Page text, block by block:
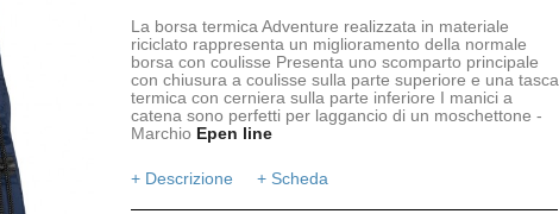
La borsa termica Adventure realizzata in materiale
riciclato rappresenta un miglioramento della normale
borsa con coulisse Presenta uno scomparto principale
con chiusura a coulisse sulla parte superiore e una tasca
termica con cerniera sulla parte inferiore I manici a
catena sono perfetti per laggancio di un moschettone -
Marchio Epen line
+ Descrizione + Scheda